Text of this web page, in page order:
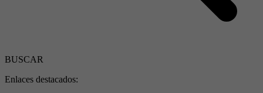
BUSCAR
Enlaces destacados: